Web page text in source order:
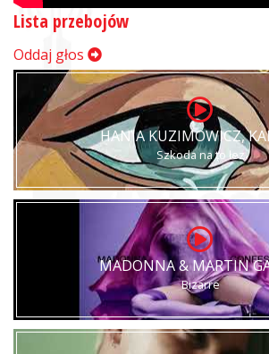
Lista przebojów
Oddaj głos
HANIA KUZIMOWICZ,
Szkoda na to łez
MADONNA & MARTIN
Bizarre